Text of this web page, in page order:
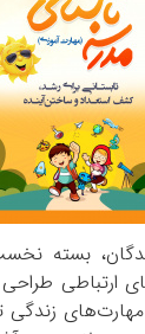
بسته
ارتباطی
زندگی